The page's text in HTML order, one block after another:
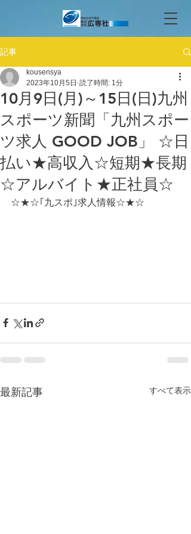
記事
10月9日(月)～15日(日)九州
スポーツ新聞「九州スポー
ツ求人 GOOD JOB」 ☆日
払い★高収入☆短期★長期
☆アルバイト★正社員☆
kousensya
2023年10月5日 読了時間: 1分
☆★☆｢九スポ｣求人情報☆★☆
最新記事 すべて表示